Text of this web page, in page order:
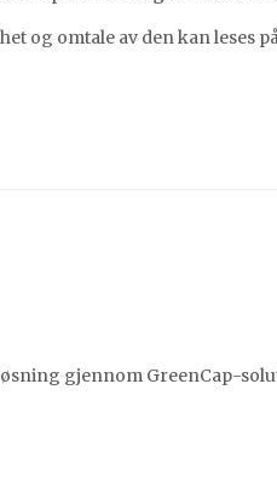
og omtale av den kan leses
gjennom GreenCap-